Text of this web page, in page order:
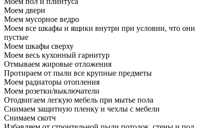
Моем двери
Моем мусорное ведро
Моем все шкафы и ящики внутри при условии, что они
пустые
Моем шкафы сверху
Моем весь кухонный гарнитур
Отмываем жировые отложения
Протираем от пыли все крупные предметы
Моем радиаторы отопления
Моем розетки/выключатели
Отодвигаем легкую мебель при мытье пола
Снимаем защитную пленку и чехлы с мебели
Снимаем скотч